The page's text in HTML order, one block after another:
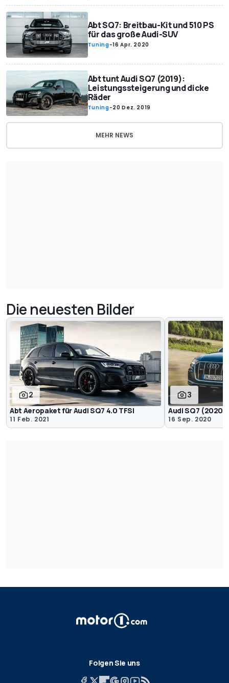
Abt SQ7: Breitbau-Kit und 510 PS
für das große Audi-SUV
Tuning-16 Apr. 2020
Abt tunt Audi SQ7 (2019):
Leistungssteigerung und dicke
Räder
Tuning-20 Dez. 2019
MEHR NEWS
Die neuesten Bilder
2
Abt Aeropaket für Audi SQ7 4.0 TFSI
11 Feb. 2021
3
Audi SQ7 (2020)
16 Sep. 2020
Folgen Sie uns